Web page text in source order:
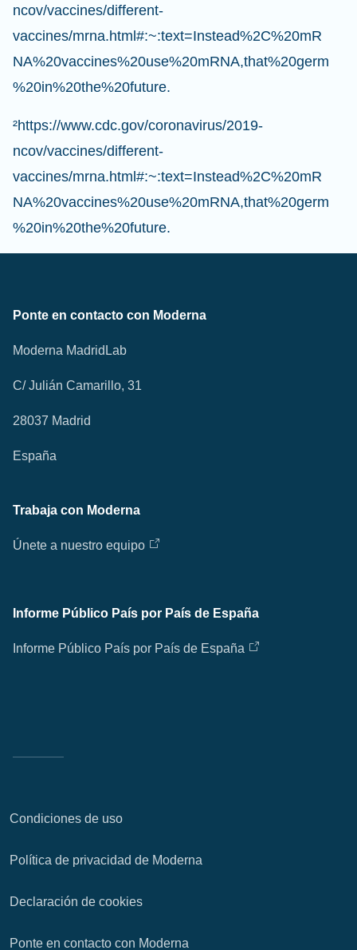
ncov/vaccines/different-
vaccines/mrna.html#:~:text=Instead%2C%20mR
NA%20vaccines%20use%20mRNA,that%20germ
%20in%20the%20future.
²https://www.cdc.gov/coronavirus/2019-
ncov/vaccines/different-
vaccines/mrna.html#:~:text=Instead%2C%20mR
NA%20vaccines%20use%20mRNA,that%20germ
%20in%20the%20future.
Ponte en contacto con Moderna
Moderna MadridLab
C/ Julián Camarillo, 31
28037 Madrid
España
Trabaja con Moderna
Únete a nuestro equipo
Informe Público País por País de España
Informe Público País por País de España
Condiciones de uso
Política de privacidad de Moderna
Declaración de cookies
Ponte en contacto con Moderna